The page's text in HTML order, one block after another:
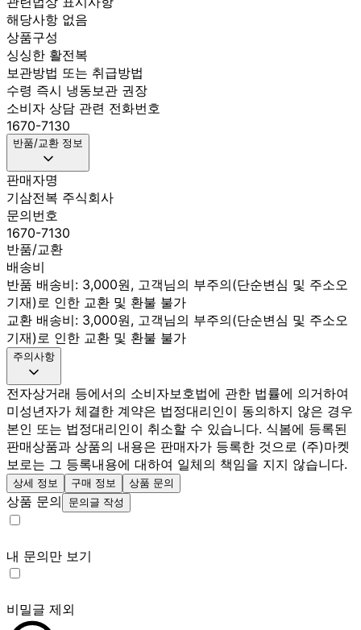
해당사항 없음
상품구성
싱싱한 활전복
보관방법 또는 취급방법
수령 즉시 냉동보관 권장
소비자 상담 관련 전화번호
1670-7130
반품/교환 정보
판매자명
기삼전복 주식회사
문의번호
1670-7130
반품/교환
배송비
반품 배송비: 3,000원, 고객님의 부주의(단순변심 및 주소오
기재)로 인한 교환 및 환불 불가
교환 배송비: 3,000원, 고객님의 부주의(단순변심 및 주소오
기재)로 인한 교환 및 환불 불가
주의사항
전자상거래 등에서의 소비자보호법에 관한 법률에 의거하여
미성년자가 체결한 계약은 법정대리인이 동의하지 않은 경우
본인 또는 법정대리인이 취소할 수 있습니다. 식봄에 등록된
판매상품과 상품의 내용은 판매자가 등록한 것으로 (주)마켓
보로는 그 등록내용에 대하여 일체의 책임을 지지 않습니다.
상세 정보 구매 정보 상품 문의
상품 문의 문의글 작성
내 문의만 보기
비밀글 제외